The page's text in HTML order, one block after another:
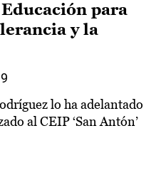
para
y la
lo ha adelantado
al CEIP ‘San Antón’